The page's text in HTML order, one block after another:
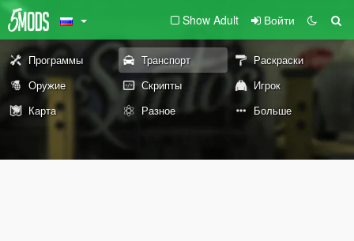
Show Adult Войти
Программы Транспорт
Раскраски
Оружие
Скрипты
Игрок
Карта
Разное Больше